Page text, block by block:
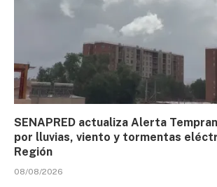
SENAPRED actualiza Alerta
por lluvias, viento y tormentas
Región
08/08/2026